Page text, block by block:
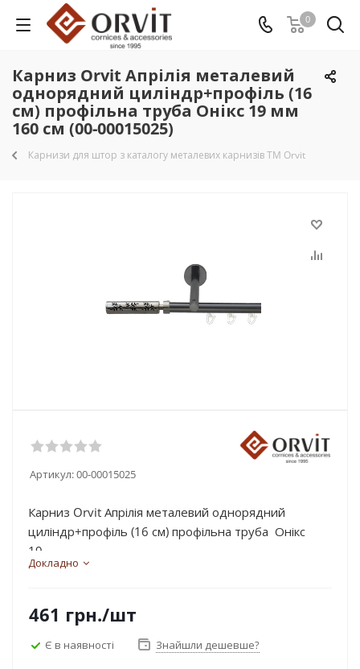
0
Карниз Orvit Апрілія металевий
однорядний циліндр+профіль (16
см) профільна труба Онікс 19 мм
160 см (00-00015025)
Карнизи для штор з каталогу металевих карнизів TM Orvit
Артикул:00-00015025
Карниз Orvit Апрілія металевий однорядний
циліндр+профіль (16 см) профільна труба Онікс
19...
Докладно
461 грн./шт
Є в наявності Знайшли дешевше?